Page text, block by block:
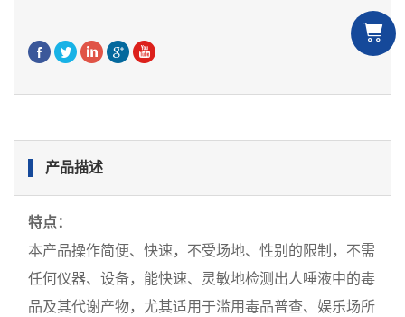
产品描述
特点：
本产品操作简便、快速，不受场地、性别的限制，不需
任何仪器、设备，能快速、灵敏地检测出人唾液中的毒
品及其代谢产物，尤其适用于滥用毒品普查、娱乐场所